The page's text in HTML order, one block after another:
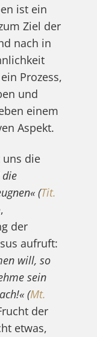
ist ein
Ziel der
nach in
Prozess,
und
einem
Aspekt.
uns die
(Tit.
der
aufruft:
will, so
sein
(Mt.
der
etwas,